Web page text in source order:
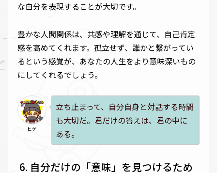
な自分を表現することが大切です。
豊かな人間関係は、共感や理解を通じて、自己肯定
感を高めてくれます。孤立せず、誰かと繋がってい
るという感覚が、あなたの人生をより意味深いもの
にしてくれるでしょう。
ヒゲ
立ち止まって、自分自身と対話する時間
も大切だ。君だけの答えは、君の中に
ある。
自分だけの「意味」を見つけるため